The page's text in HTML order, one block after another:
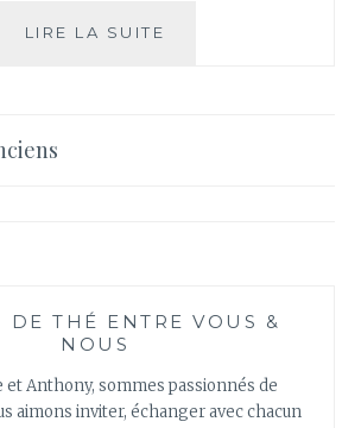
LIRE LA SUITE
DE THÉ ENTRE VOUS &
NOUS
et Anthony, sommes passionnés de
aimons inviter, échanger avec chacun